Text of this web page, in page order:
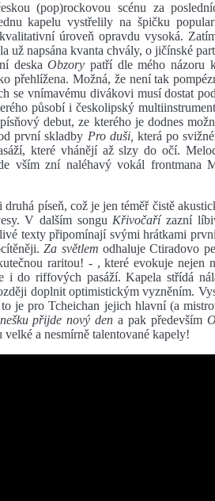
(pop)rockovou scénu za
kapelu vystřelily na špičku
úroveň opravdu vysoká.
už napsána kvanta chvály, o jičínské
deskaObzory patří dle mého názoru
přehlížena. Možná, že není tak
se vnímavému divákovi musí dostat
působí i českolipský
debut, ze kterého je dodnes
první skladby Pro duši, která po
které vhánějí až slzy do očí.
vším zní naléhavý vokál frontmana
píseň, což je jen téměř čistě
V dalším songuKřivočařízazní
texty připomínají svými hrátkami
Za světlemodhaluje Ctiradovo
raritou! - , které evokuje nejen
i do riffových pasáží. Kapela střídá
doplnit optimistickým vyzněním.
je pro Tcheichan jejich hlavní (a
přijde nový den a pak především
a nesmírně talentované kapely!